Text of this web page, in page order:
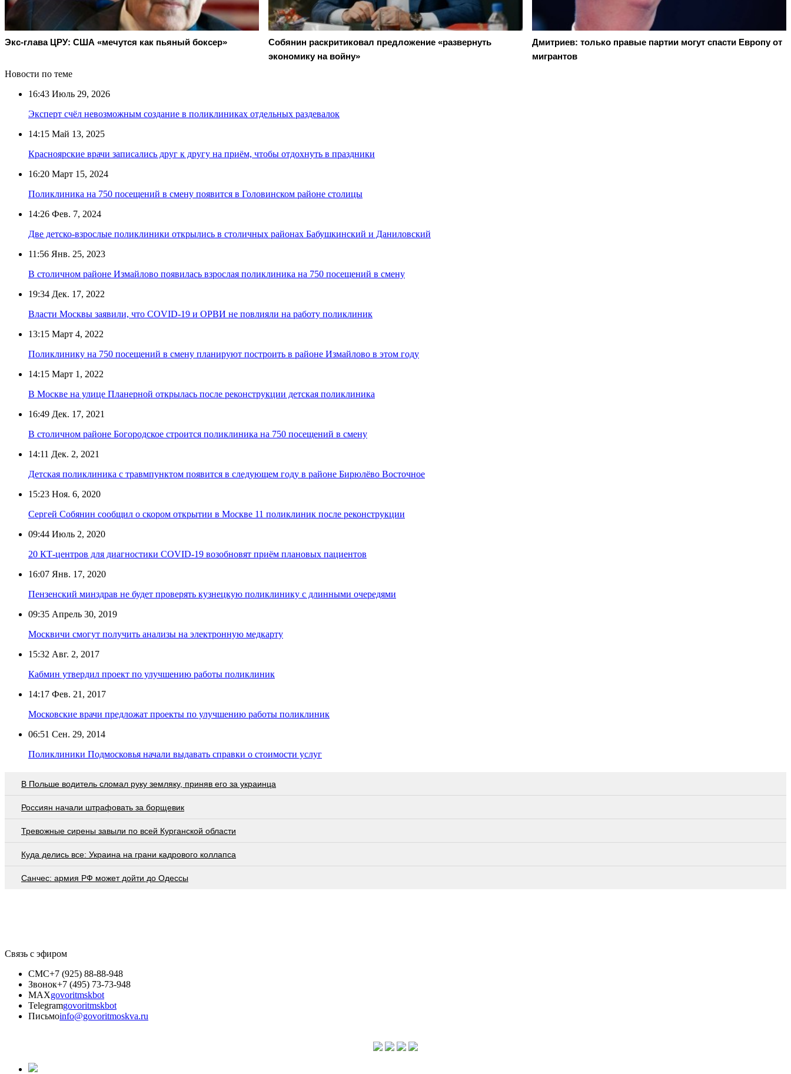
Экс-глава ЦРУ: США «мечутся как пьяный боксер»
Собянин раскритиковал предложение «развернуть
экономику на войну»
Дмитриев: только правые партии могут спасти Европу от
мигрантов
Новости по теме
16:43 Июль 29, 2026
Эксперт счёл невозможным создание в поликлиниках отдельных раздевалок
14:15 Май 13, 2025
Красноярские врачи записались друг к другу на приём, чтобы отдохнуть в праздники
16:20 Март 15, 2024
Поликлиника на 750 посещений в смену появится в Головинском районе столицы
14:26 Фев. 7, 2024
Две детско-взрослые поликлиники открылись в столичных районах Бабушкинский и Даниловский
11:56 Янв. 25, 2023
В столичном районе Измайлово появилась взрослая поликлиника на 750 посещений в смену
19:34 Дек. 17, 2022
Власти Москвы заявили, что COVID-19 и ОРВИ не повлияли на работу поликлиник
13:15 Март 4, 2022
Поликлинику на 750 посещений в смену планируют построить в районе Измайлово в этом году
14:15 Март 1, 2022
В Москве на улице Планерной открылась после реконструкции детская поликлиника
16:49 Дек. 17, 2021
В столичном районе Богородское строится поликлиника на 750 посещений в смену
14:11 Дек. 2, 2021
Детская поликлиника с травмпунктом появится в следующем году в районе Бирюлёво Восточное
15:23 Ноя. 6, 2020
Сергей Собянин сообщил о скором открытии в Москве 11 поликлиник после реконструкции
09:44 Июль 2, 2020
20 КТ-центров для диагностики COVID-19 возобновят приём плановых пациентов
16:07 Янв. 17, 2020
Пензенский минздрав не будет проверять кузнецкую поликлинику с длинными очередями
09:35 Апрель 30, 2019
Москвичи смогут получить анализы на электронную медкарту
15:32 Авг. 2, 2017
Кабмин утвердил проект по улучшению работы поликлиник
14:17 Фев. 21, 2017
Московские врачи предложат проекты по улучшению работы поликлиник
06:51 Сен. 29, 2014
Поликлиники Подмосковья начали выдавать справки о стоимости услуг
В Польше водитель сломал руку земляку, приняв его за украинца
Россиян начали штрафовать за борщевик
Тревожные сирены завыли по всей Курганской области
Куда делись все: Украина на грани кадрового коллапса
Санчес: армия РФ может дойти до Одессы
Связь с эфиром
СМС+7 (925) 88-88-948
Звонок+7 (495) 73-73-948
MAXgovoritmskbot
Telegramgovoritmskbot
Письмоinfo@govoritmoskva.ru